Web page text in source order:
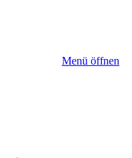
Menü öffnen